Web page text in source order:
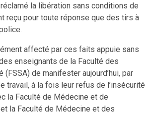
la libération sans conditions de
reçu pour toute réponse que des tirs à
affecté par ces faits appuie sans
enseignants de la Faculté des
(FSSA) de manifester aujourd’hui, par
travail, à la fois leur refus de l’insécurité
la Faculté de Médecine et de
et la Faculté de Médecine et des